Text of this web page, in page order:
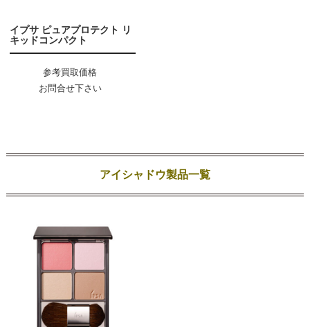
イプサ ピュアプロテクト リ
キッドコンパクト
参考買取価格
お問合せ下さい
アイシャドウ製品一覧